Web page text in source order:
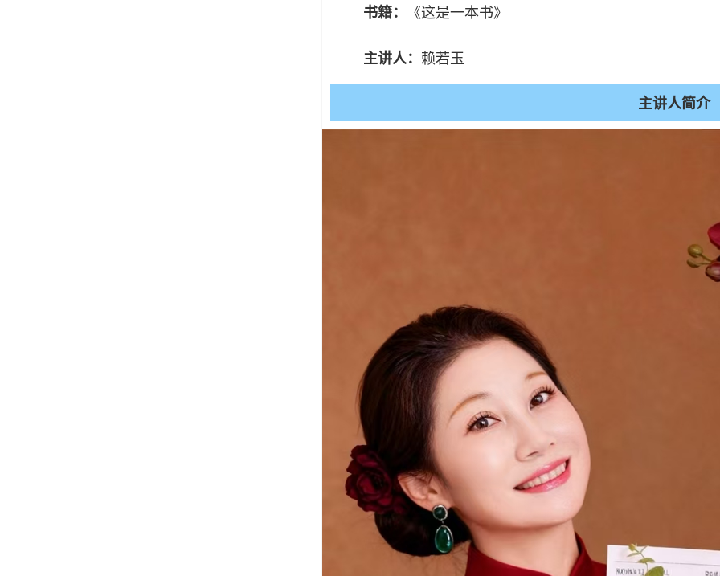
书籍： 《这是一本书》
主讲人： 赖若玉
主讲人简介